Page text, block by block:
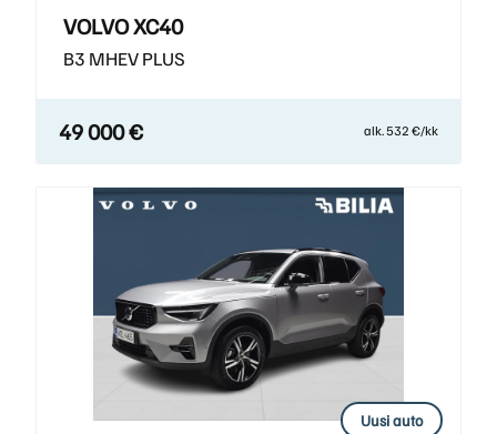
VOLVO XC40
B3 MHEV PLUS
49 000 € alk. 532 €/kk
Uusi auto